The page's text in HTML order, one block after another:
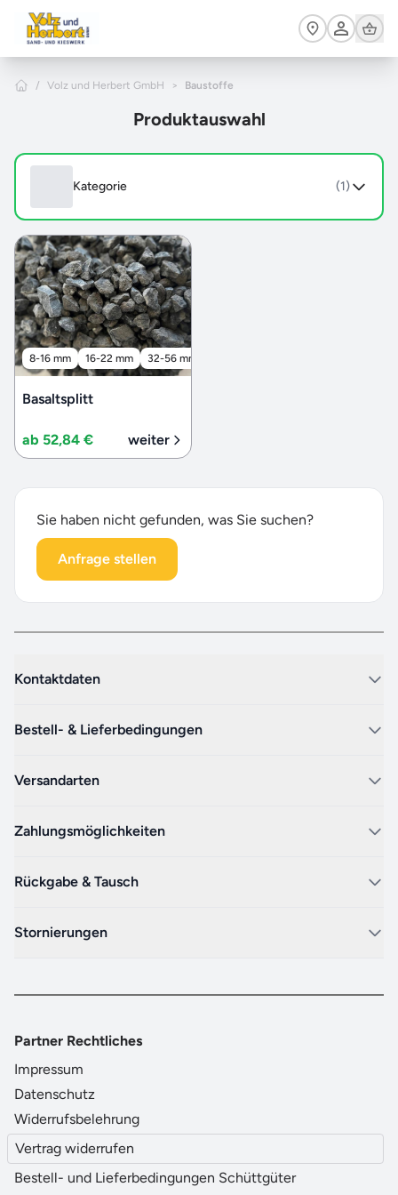
Zum Hauptinhalt springen
Home
Cart
/ Volz und Herbert GmbH > Baustoffe
Produktauswahl
Kategorie (1)
8-16 mm 16-22 mm 32-56 mm
Basaltsplitt
ab 52,84 € weiter
Sie haben nicht gefunden, was Sie suchen?
Anfrage stellen
Kontaktdaten
Bestell- & Lieferbedingungen
Versandarten
Zahlungsmöglichkeiten
Rückgabe & Tausch
Stornierungen
Partner Rechtliches
Impressum
Datenschutz
Widerrufsbelehrung
Vertrag widerrufen
Bestell- und Lieferbedingungen Schüttgüter